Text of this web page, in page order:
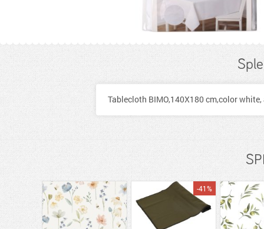
Tablecloth BIMO,140X180 cm,color
-41%